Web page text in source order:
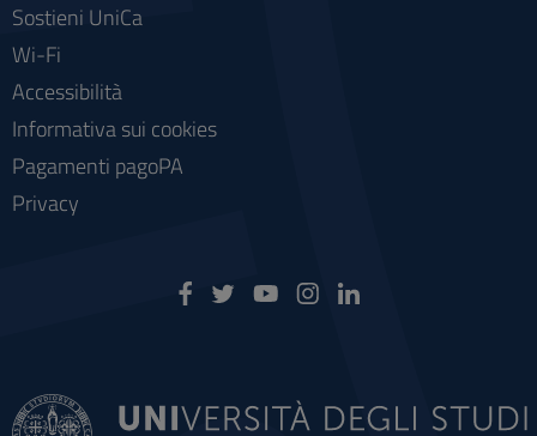
Sostieni UniCa
Wi-Fi
Accessibilità
Informativa sui cookies
Pagamenti pagoPA
Privacy